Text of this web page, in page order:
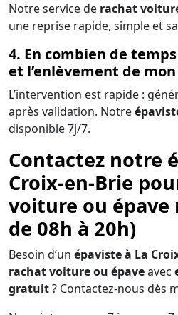
Notre service de rachat
une reprise rapide, simple et
4. En combien de
et l’enlèvement de mon
L’intervention est rapide :
après validation. Notre
disponible 7j/7.
Contactez notre
Croix-en-Brie
voiture ou épave
de 08h à 20h)
Besoin d’un épaviste à La
rachat voiture ou épaveavec
gratuit? Contactez-nous dès